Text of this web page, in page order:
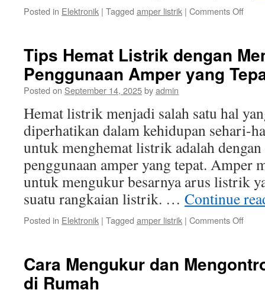
Posted in Elektronik | Tagged amper listrik | Comments Offon
Tips Hemat Listrik dengan
Penggunaan Amper yang
Posted on September 14, 2025byadmin
Hemat listrik menjadi salah satu hal
diperhatikan dalam kehidupan sehari-
untuk menghemat listrik adalah
penggunaan amper yang tepat. Amper
untuk mengukur besarnya arus listrik
suatu rangkaian listrik. … Continue
Posted in Elektronik | Tagged amper listrik | Comments Offon
Cara Mengukur dan
di Rumah